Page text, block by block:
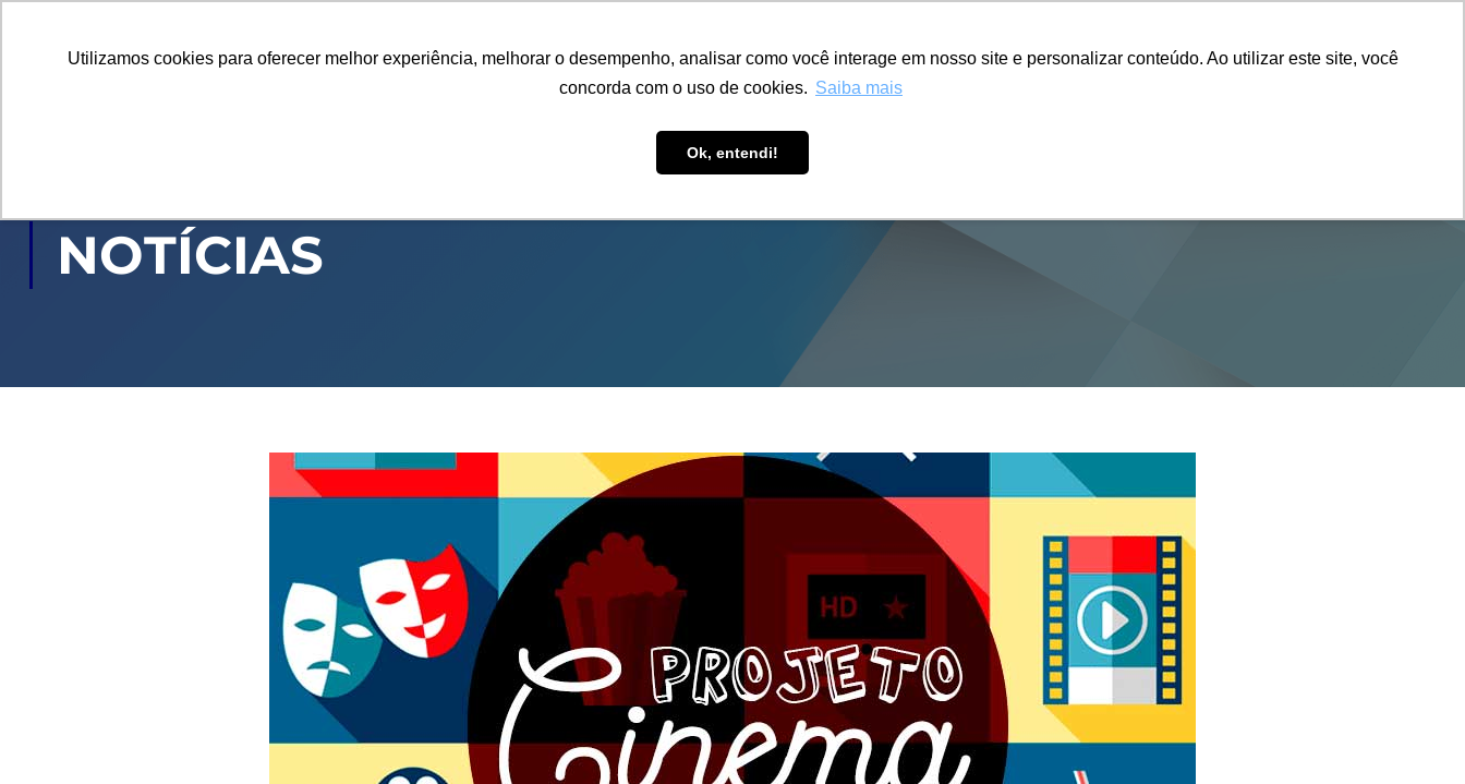
Utilizamos cookies para oferecer melhor experiência, melhorar o desempenho, analisar como você interage em nosso site e personalizar conteúdo. Ao utilizar este site, você
concorda com o uso de cookies. Saiba mais
Ok, entendi!
PÓS-GRADUAÇÃO CAPACITAÇÃO EXTENSÃO PESQUISA
NOTÍCIAS